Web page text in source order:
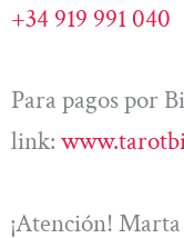
+34 919 991 040
Para pagos por
link:
¡Atención!